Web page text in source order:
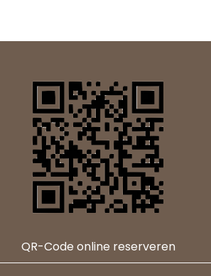
QR-Code online reserveren